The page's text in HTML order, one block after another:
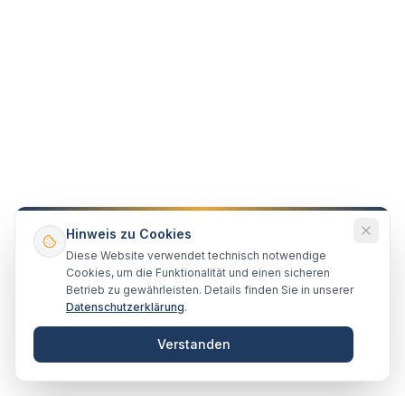
Hinweis zu Cookies
Diese Website verwendet technisch notwendige
Cookies, um die Funktionalität und einen sicheren
Betrieb zu gewährleisten. Details finden Sie in unserer
Datenschutzerklärung.
Verstanden
Neubau – Aufteilung – Erstverkauf
Die werdende Wohnungseigentümergemeinschaft
entsteht, wenn eine Auflassungsvormerkung für einen
Erwerber im Grundbuch eingetragen ist und dieser
Erwerber Besitz an der erworbenen Wohnung hat.
15. Februar 2020 Lesen